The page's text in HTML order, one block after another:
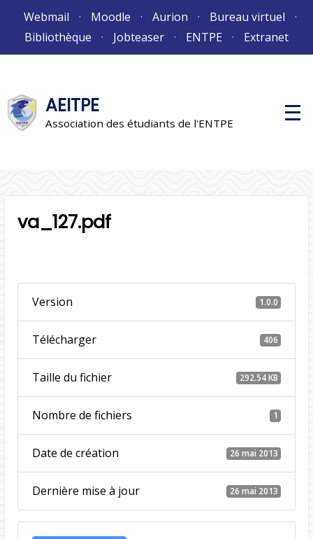
Webmail Moodle Aurion
Bureau virtuel
Bibliothèque
Jobteaser ENTPE Extranet
AEITPE
Association des étudiants de l'ENTPE
M
e
va_127.pdf
Version 1.0.0
Télécharger 406
Taille du fichier 292.54 KB
Nombre de fichiers 1
Date de création 26 mai 2013
Dernière mise à jour 26 mai 2013